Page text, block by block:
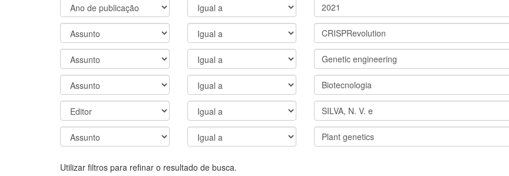
Utilizar filtros para refinar o resultado de busca.